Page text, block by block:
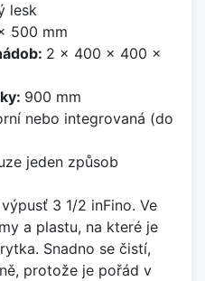
lesk
500 mm
2 x 400 x 400 x
900 mm
nebo integrovaná (do
jeden způsob
3 1/2 inFino. Ve
a plastu, na které je
Snadno se čistí,
protože je pořád v